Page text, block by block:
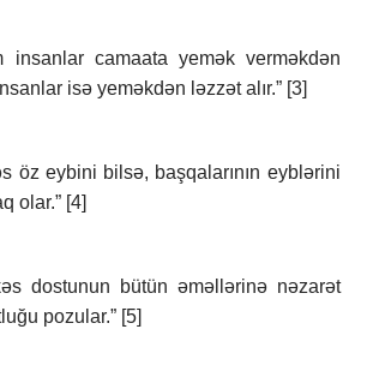
insаnlаr cаmааtа yеmәk vеrmәkdәn
isә yеmәkdәn lәzzәt аlır.” [3]
öz еybini bilsә, bаşqаlаrının еyblәrini
оlаr.” [4]
dоstunun bütün әmәllәrinә nәzаrәt
pоzulаr.” [5]